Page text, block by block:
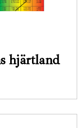
hjärtland